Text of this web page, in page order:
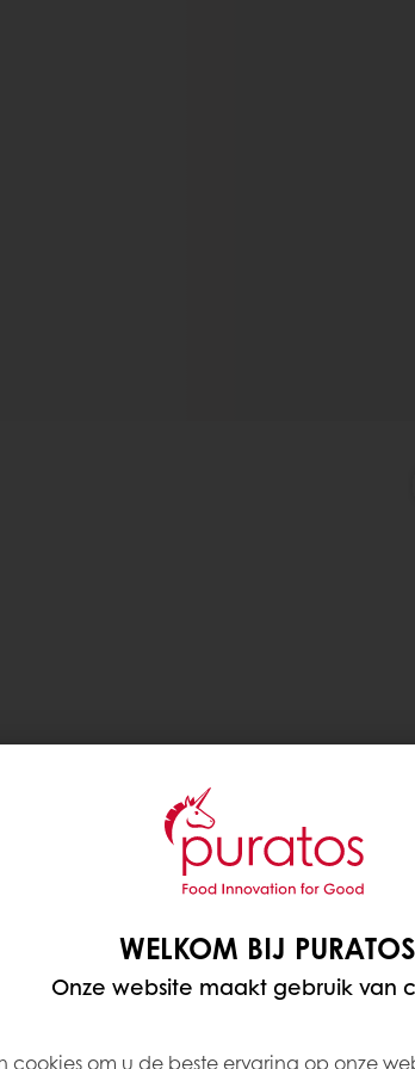
WELKOM BIJ PURATOS
Onze website maakt gebruik van
cookies om u de beste ervaring op onze